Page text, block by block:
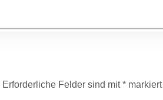
Erforderliche Felder sind mit* markiert